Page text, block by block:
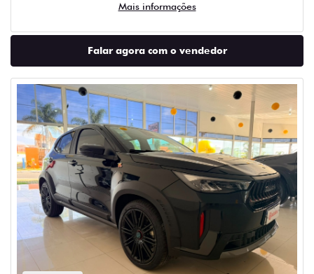
Mais informações
Falar agora com o vendedor